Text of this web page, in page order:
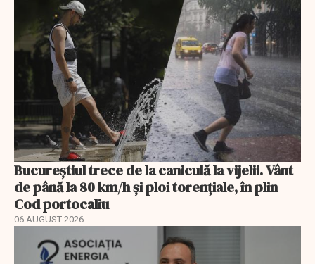
Bucureștiul trece de la caniculă la vijelii. Vânt
de până la 80 km/h și ploi torențiale, în plin
Cod portocaliu
06 AUGUST 2026